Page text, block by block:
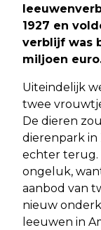
1927 en
verblijf was
miljoen
Uiteindelijk
twee
De dieren
dierenpark in
echter terug.
ongeluk,
aanbod van
nieuw
leeuwen in